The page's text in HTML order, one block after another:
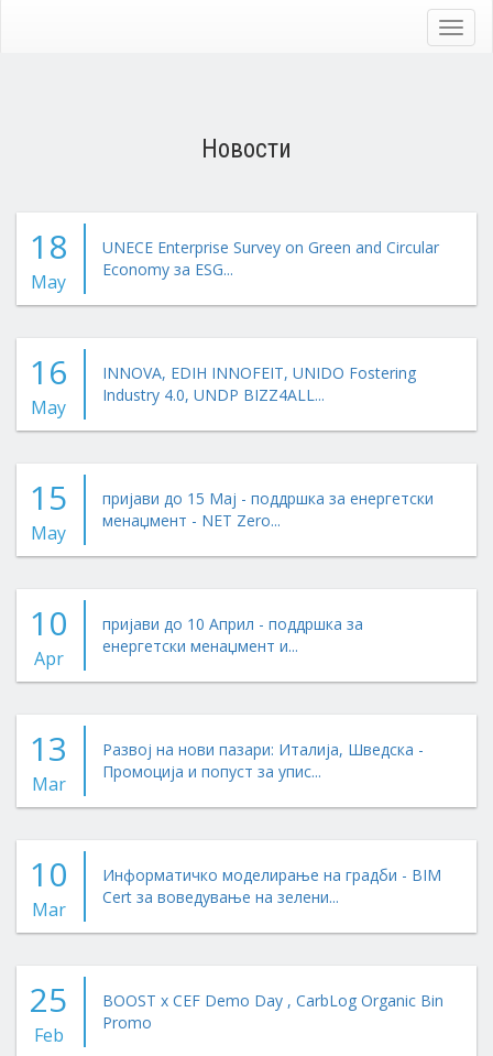
Новости
18
May
UNECE Enterprise Survey on Green and Circular
Economy за ESG...
16
May
INNOVA, EDIH INNOFEIT, UNIDO Fostering
Industry 4.0, UNDP BIZZ4ALL...
15
May
пријави до 15 Мај - поддршка за енергетски
менаџмент - NET Zero...
10
Apr
пријави до 10 Април - поддршка за
енергетски менаџмент и...
13
Mar
Развој на нови пазари: Италија, Шведска -
Промоција и попуст за упис...
10
Mar
Информатичко моделирање на градби - BIM
Cert за воведување на зелени...
25
Feb
BOOST x CEF Demo Day , CarbLog Organic Bin
Promo